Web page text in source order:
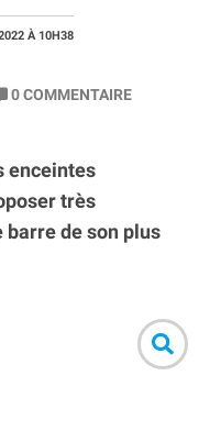
À 10H38
0COMMENTAIRE
enceintes
très
de son plus